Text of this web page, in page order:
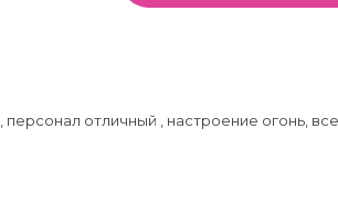
отличный , настроение огонь,